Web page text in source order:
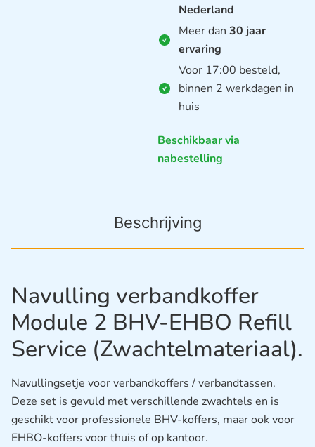
Nederland
Meer dan 30 jaar
ervaring
Voor 17:00 besteld,
binnen 2 werkdagen in
huis
Beschikbaar via
nabestelling
Beschrijving
Navulling verbandkoffer
Module 2 BHV-EHBO Refill
Service (Zwachtelmateriaal).
Navullingsetje voor verbandkoffers / verbandtassen.
Deze set is gevuld met verschillende zwachtels en is
geschikt voor professionele BHV-koffers, maar ook voor
EHBO-koffers voor thuis of op kantoor.